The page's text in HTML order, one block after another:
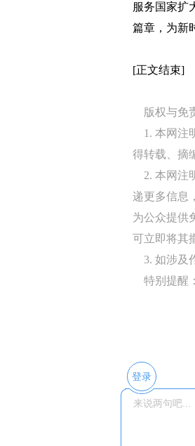
服务国家扩
篇章，为新
[正文结束]
版权与免
1. 本网注
得转载、摘
2. 本网注
递更多信息
为公众提供
可立即将其
3. 如涉及
特别提醒
登录